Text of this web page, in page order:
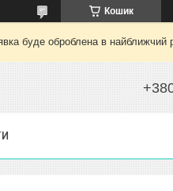
Кошик
буде оброблена в найближчий